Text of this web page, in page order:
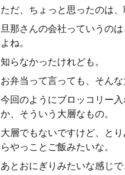
ただ、ちょっと思ったのは
旦那さんの会社っていうの
よね。
知らなかったけれども。
お弁当って言っても、そんな
今回のようにブロッコリー
か、そういう大層なもの。
大層でもないですけど、と
らやっことご飯みたいな。
あとおにぎりみたいな感じ